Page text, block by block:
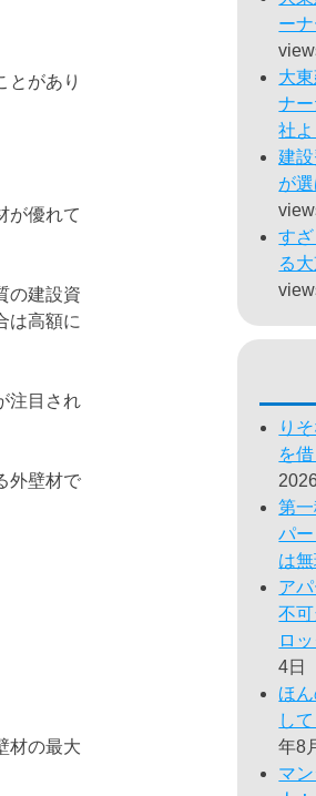
とがあり
が優れて
の建設資
は高額に
注目され
外壁材で
材の最大
ー
大
ナ
社
建
が
す
る
り
を
第
パ
は
ア
不
ロ
4日
ほ
し
年8
マ